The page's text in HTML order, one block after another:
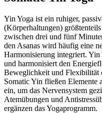
Yin Yoga ist ein ruhiger,
(Körperhaltungen)
zwischen drei und fünf
den Asanas wird häufig eine
Harmonisierung integriert. Yin
und harmonisiert den
Beweglichkeit und Flexibilität
Somatic Yin fließen Elemente
ein, um das Nervensystem
Atemübungen und
ergänzen das Yogaprogramm.